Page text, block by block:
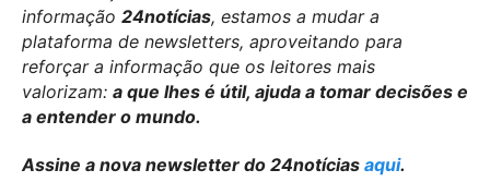
informação 24notícias, estamos a mudar a
plataforma de newsletters, aproveitando para
reforçar a informação que os leitores mais
valorizam: a que lhes é útil, ajuda a tomar decisões e
a entender o mundo.
Assine a nova newsletter do 24notícias aqui.